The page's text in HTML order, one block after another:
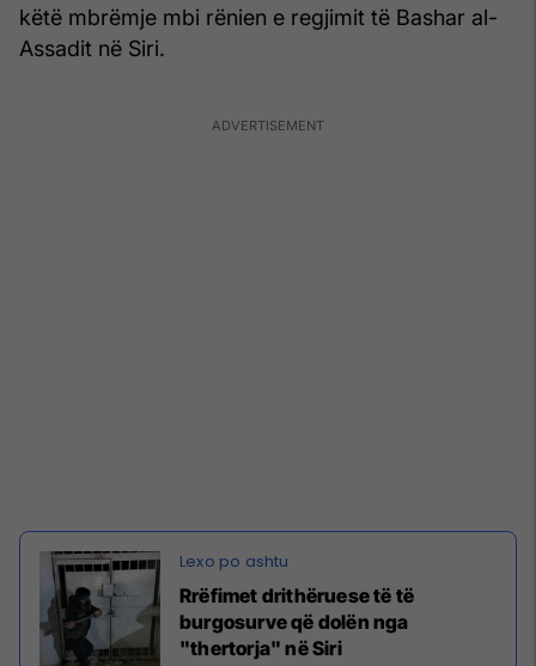
këtë mbrëmje mbi rënien e regjimit të Bashar al-
Assadit në Siri.
Rrëfimet drithëruese të të
burgosurve që dolën nga
"thertorja" në Siri